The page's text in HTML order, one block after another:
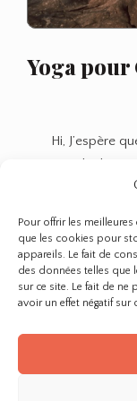
Pour offrir les
que les cookies pour
appareils. Le fait de
des données telles que
sur ce site. Le fait de
avoir un effet négatif
Yoga pour
Hi, J’espère
:
Séance
de
20